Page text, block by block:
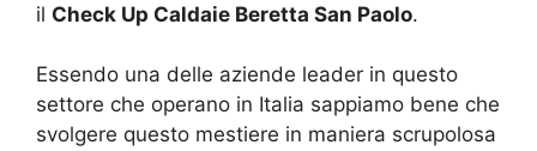
il Check Up Caldaie Beretta San Paolo.
Essendo una delle aziende leader in questo
settore che operano in Italia sappiamo bene che
svolgere questo mestiere in maniera scrupolosa